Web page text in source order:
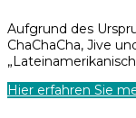
Aufgrund des
ChaChaCha, Jive
Hier erfahren Sie